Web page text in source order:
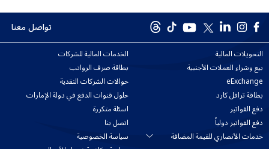
تواصل معنا
التحويلات المالية
بيع وشراء العملات الأجنبية
eExchange
بطاقة ترافل كارد
دفع الفواتير
دفع الفواتير دولياً
خدمات الأنصاري للقيمة المضافة
الخدمات المالية للشركات
بطاقة صرف الرواتب
حوالات الشركات النقدية
حلول قنوات الدفع في دولة الإمارات
اسئلة متكررة
اتصل بنا
سياسة الخصوصية